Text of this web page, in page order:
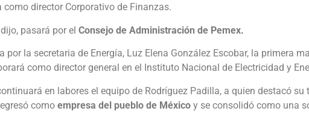
como director Corporativo de Finanzas.
pasará por elConsejo de Administración de Pemex.
por la secretaria de Energía, Luz Elena González Escobar, la primera
como director general en el Instituto Nacional de Electricidad y
en labores el equipo de Rodríguez Padilla, a quien destacó
comoempresa del pueblo de México y se consolidó como una